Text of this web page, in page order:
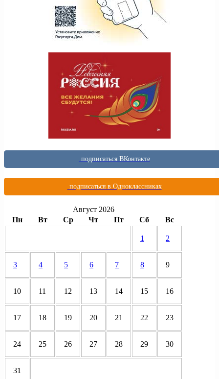
подписаться ВКонтакте
подписаться в Одноклассниках
Август 2026
Пн
Вт Ср Чт Пт Сб Вс
1 2
3 4 5 6 7 8 9
10 11 12 13 14 15 16
17 18 19 20 21 22 23
24 25 26 27 28 29 30
31